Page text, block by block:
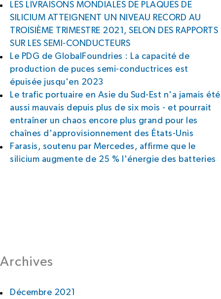
LES LIVRAISONS MONDIALES DE PLAQUES DE
SILICIUM ATTEIGNENT UN NIVEAU RECORD AU
TROISIÈME TRIMESTRE 2021, SELON DES RAPPORTS
SUR LES SEMI-CONDUCTEURS
Le PDG de GlobalFoundries : La capacité de
production de puces semi-conductrices est
épuisée jusqu'en 2023
Le trafic portuaire en Asie du Sud-Est n'a jamais été
aussi mauvais depuis plus de six mois - et pourrait
entraîner un chaos encore plus grand pour les
chaînes d'approvisionnement des États-Unis
Farasis, soutenu par Mercedes, affirme que le
silicium augmente de 25 % l'énergie des batteries
Archives
Décembre 2021